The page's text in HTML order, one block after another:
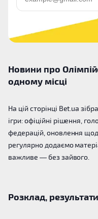
Новини про
одному місці
На цій сторінці Bet.ua
ігри: офіційні рішення,
федерацій, оновлення
регулярно додаємо
важливе — без зайвого.
Розклад,